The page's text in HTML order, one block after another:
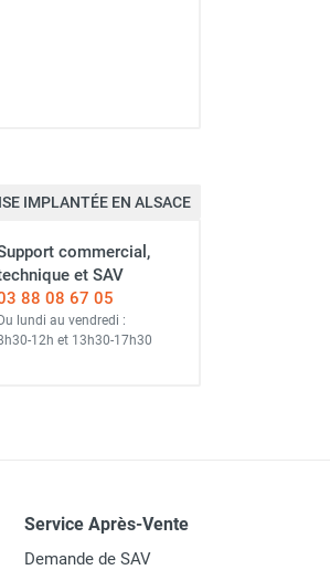
IMPLANTÉE EN ALSACE
commercial,
et SAV
88 08 67 05
Du lundi au vendredi :
12h et 13h30-17h30
Service Après-Vente
Demande de SAV